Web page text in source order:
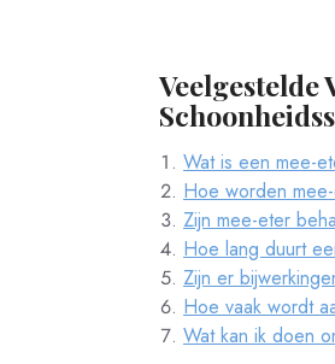
Veelgestelde
Wat is een mee-
Hoe worden
Zijn mee-eter
Hoe lang duurt
Zijn er
Hoe vaak wordt
Wat kan ik doen